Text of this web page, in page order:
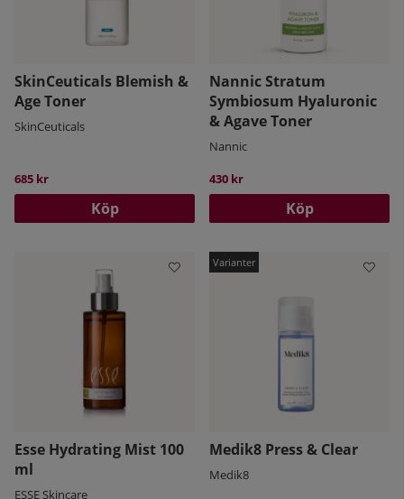
SkinCeuticals Blemish &
Age Toner
SkinCeuticals
685 kr
Köp
Nannic Stratum
Symbiosum Hyaluronic
& Agave Toner
Nannic
430 kr
Köp
Esse Hydrating Mist 100
ml
ESSE Skincare
Medik8 Press & Clear
Medik8